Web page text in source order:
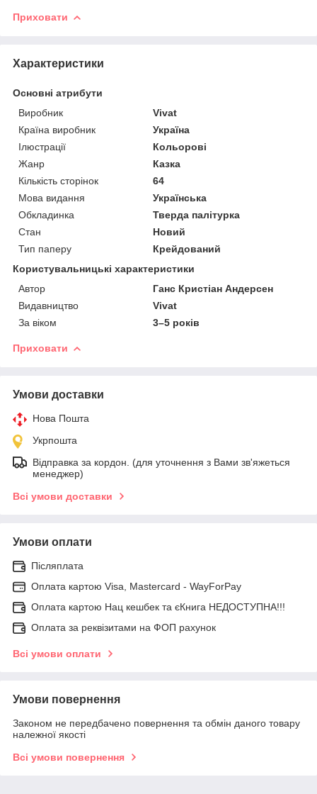
Приховати
Характеристики
Основні атрибути
Виробник
Vivat
Країна виробник
Україна
Ілюстрації
Кольорові
Жанр
Казка
Кількість сторінок
64
Мова видання
Українська
Обкладинка
Тверда палітурка
Стан
Новий
Тип паперу
Крейдований
Користувальницькі характеристики
Автор
Ганс Кристіан Андерсен
Видавництво
Vivat
За віком
3–5 років
Приховати
Умови доставки
Нова Пошта
Укрпошта
Відправка за кордон. (для уточнення з Вами зв'яжеться
менеджер)
Всі умови доставки
Умови оплати
Післяплата
Оплата картою Visa, Mastercard - WayForPay
Оплата картою Нац кешбек та єКнига НЕДОСТУПНА!!!
Оплата за реквізитами на ФОП рахунок
Всі умови оплати
Умови повернення
Законом не передбачено повернення та обмін даного товару
належної якості
Всі умови повернення